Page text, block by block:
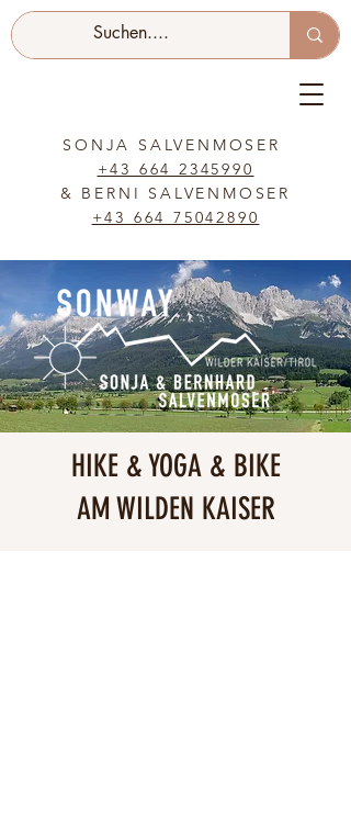
SONJA SALVENMOSER
+43 664 2345990
& BERNI SALVENMOSER
+43 664 75042890
HIKE & YOGA & BIKE
AM WILDEN KAISER